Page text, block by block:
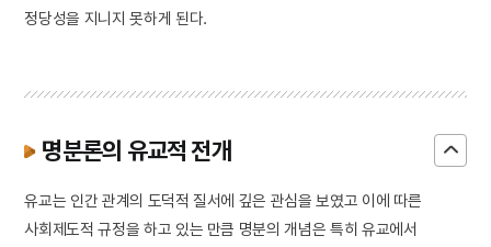
정당성을 지니지 못하게 된다.
명분론의 유교적 전개
유교는 인간 관계의 도덕적 질서에 깊은 관심을 보였고 이에 따른
사회제도적 규정을 하고 있는 만큼 명분의 개념은 특히 유교에서